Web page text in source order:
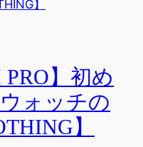
PRO】初め
ォッチの
】